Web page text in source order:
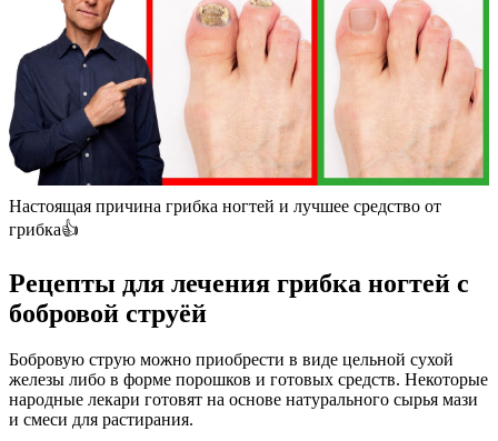
Настоящая причина грибка ногтей и лучшее средство от
грибка👍
Рецепты для лечения грибка ногтей с
бобровой струёй
Бобровую струю можно приобрести в виде цельной сухой
железы либо в форме порошков и готовых средств. Некоторые
народные лекари готовят на основе натурального сырья мази
и смеси для растирания.